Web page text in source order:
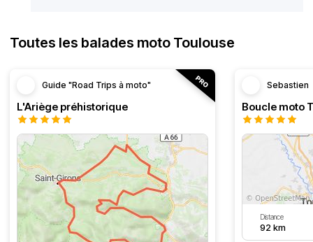
Toutes les balades moto Toulouse
Guide "Road Trips à moto"
L'Ariège préhistorique
Sebastien
Distance
92 km